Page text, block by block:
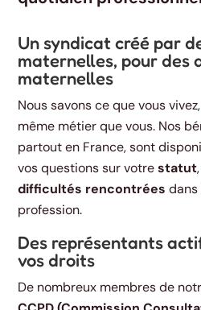
Un syndicat créé par
maternelles, pour des
maternelles
Nous savons ce que vous
même métier que vous. Nos
partout en France, sont
vos questions sur votrestatut
difficultés rencontrées dans
profession.
Des représentants
vos droits
De nombreux membres de